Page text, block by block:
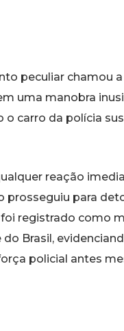
peculiar chamou
uma manobra
carro da polícia
reação
para
registrado como
Brasil,
policial antes